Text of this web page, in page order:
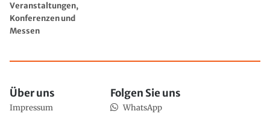
Veranstaltungen,
Konferenzen und
Messen
Über uns
Impressum
Folgen Sie uns
WhatsApp